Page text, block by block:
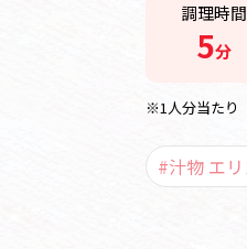
調理時間
5分
※1人分当たり
#汁物 エ